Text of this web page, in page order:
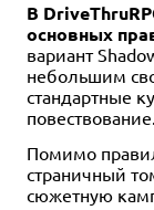
Уведомить о
50 отзывов
В
основных
вариант
небольшим
стандартные
повествование.
Помимо
страничный
сюжетную